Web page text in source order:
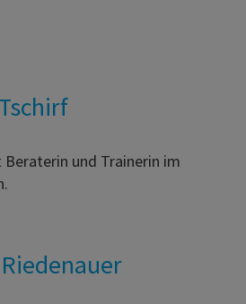
Beraterin und Trainerin im